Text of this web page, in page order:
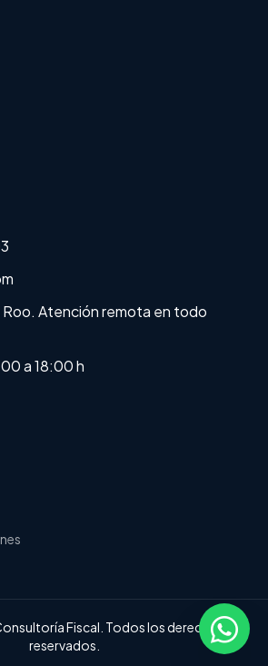
Atención remota en todo
a 18:00 h
Fiscal. Todos los derechos
reservados.